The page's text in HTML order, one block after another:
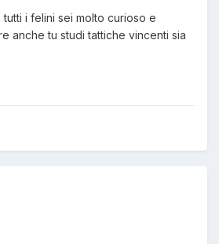
i felini sei molto curioso e
anche tu studi tattiche vincenti sia